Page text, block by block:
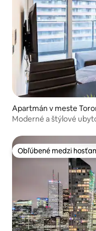
Apartmán v meste
Moderné a štýlové
Obľúbené medzi
Obľúbené medzi